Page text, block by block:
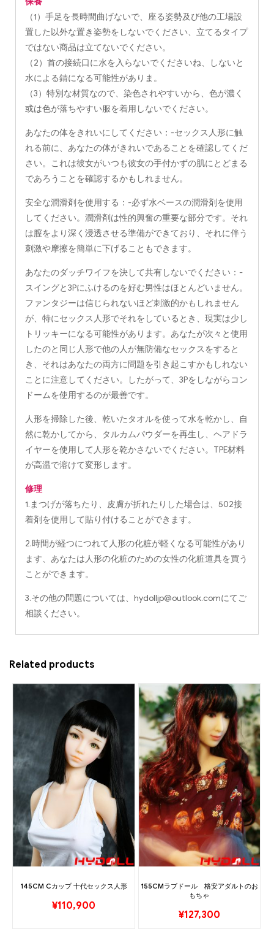
（1）手足を長時間曲げないで、座る姿勢及び他の工場設
置した以外な置き姿勢をしないでください、立てるタイプ
ではない商品は立てないでください。
（2）首の接続口に水を入らないでくださいね、しないと
水による錆になる可能性がありま。
（3）特別な材質なので、染色されやすいから、色が濃く
或は色が落ちやすい服を着用しないでください。
あなたの体をきれいにしてください：-セックス人形に触
れる前に、あなたの体がきれいであることを確認してくだ
さい。これは彼女がいつも彼女の手付かずの肌にとどまる
であろうことを確認するかもしれません。
安全な潤滑剤を使用する：-必ず水ベースの潤滑剤を使用
してください。潤滑剤は性的興奮の重要な部分です。それ
は膣をより深く浸透させる準備ができており、それに伴う
刺激や摩擦を簡単に下げることもできます。
あなたのダッチワイフを決して共有しないでください：-
スイングと3Pにふけるのを好む男性はほとんどいません。
ファンタジーは信じられないほど刺激的かもしれません
が、特にセックス人形でそれをしているとき、現実は少し
トリッキーになる可能性があります。あなたが次々と使用
したのと同じ人形で他の人が無防備なセックスをすると
き、それはあなたの両方に問題を引き起こすかもしれない
ことに注意してください。したがって、3Pをしながらコン
ドームを使用するのが最善です。
人形を掃除した後、乾いたタオルを使って水を乾かし、自
然に乾かしてから、タルカムパウダーを再生し、ヘアドラ
イヤーを使用して人形を乾かさないでください。TPE材料
が高温で溶けて変形します。
修理
1.まつげが落ちたり、皮膚が折れたりした場合は、502接
着剤を使用して貼り付けることができます。
2.時間が経つにつれて人形の化粧が軽くなる可能性があり
ます、あなたは人形の化粧のための女性の化粧道具を買う
ことができます。
3.その他の問題については、 hydolljp@outlook.comにてご
相談ください。
Related products
145CM Cカップ 十代セックス人形
¥110,900
155CMラブドール 格安アダルトのお
もちゃ
¥127,300